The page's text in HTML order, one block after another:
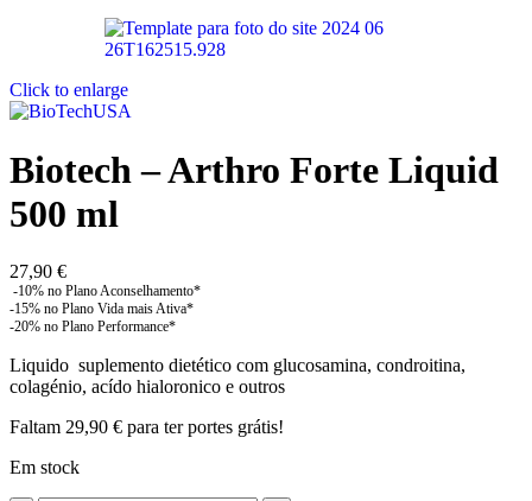
Click to enlarge
Biotech – Arthro Forte Liquid
500 ml
27,90 €
Liquido suplemento dietético com glucosamina, condroitina,
colagénio, acído hialoronico e outros
Faltam 29,90 € para ter portes grátis!
Em stock